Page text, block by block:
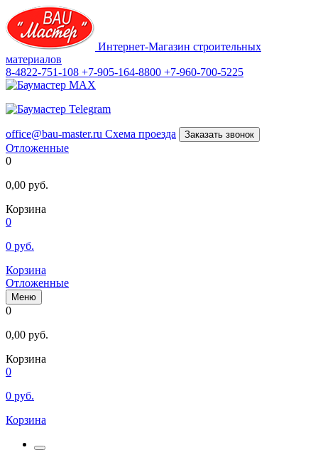
Интернет-Магазин строительных
материалов
8-4822-751-108 +7-905-164-8800 +7-960-700-5225
office@bau-master.ru Схема проезда Заказать звонок
Отложенные
0
0,00 руб.
Корзина
0
0 руб.
Корзина
Отложенные
Меню
0
0,00 руб.
Корзина
0
0 руб.
Корзина